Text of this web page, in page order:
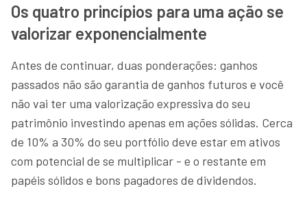
Os quatro princípios para uma ação se
valorizar exponencialmente
Antes de continuar, duas ponderações: ganhos
passados não são garantia de ganhos futuros e você
não vai ter uma valorização expressiva do seu
patrimônio investindo apenas em ações sólidas. Cerca
de 10% a 30% do seu portfólio deve estar em ativos
com potencial de se multiplicar - e o restante em
papéis sólidos e bons pagadores de dividendos.